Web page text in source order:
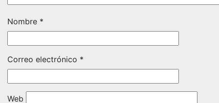
Nombre *
Correo electrónico *
Web